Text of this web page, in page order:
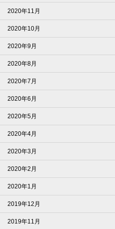
2020年11月
2020年10月
2020年9月
2020年8月
2020年7月
2020年6月
2020年5月
2020年4月
2020年3月
2020年2月
2020年1月
2019年12月
2019年11月